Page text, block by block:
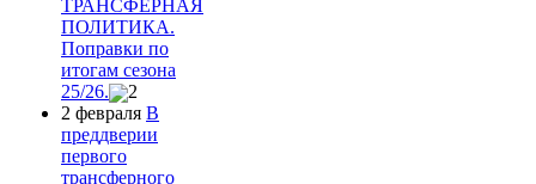
ТРАНСФЕРНАЯ
ПОЛИТИКА.
Поправки по
итогам сезона
25/26.
2
2 февраля В
преддверии
первого
трансферного